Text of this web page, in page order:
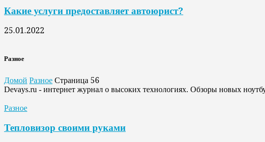
Какие услуги предоставляет автоюрист?
25.01.2022
Разное
Домой Разное Страница 56
Devays.ru - интернет журнал о высоких технологиях. Обзоры новых
Разное
Тепловизор своими руками